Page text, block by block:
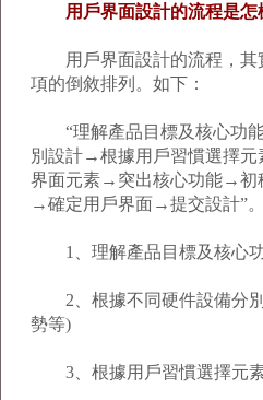
用戶界面設計的流程是怎
用戶界面設計的流程，其
項的倒敘排列。如下：
“理解產品目標及核心功
別設計→根據用戶習慣選擇
界面元素→突出核心功能→
→確定用戶界面→提交設計”。
1、理解產品目標及核心功
2、根據不同硬件設備分別
勢等)
3、根據用戶習慣選擇元素